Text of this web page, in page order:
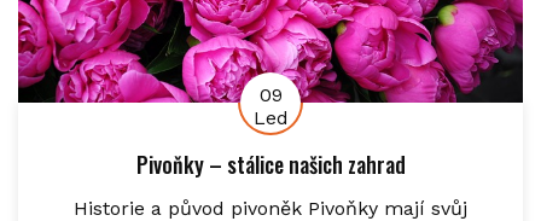
09
Led
Pivoňky – stálice našich zahrad
Historie a původ pivoněk Pivoňky mají svůj